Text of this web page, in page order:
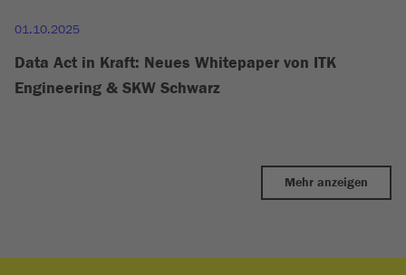
01.10.2025
Data Act in Kraft: Neues Whitepaper von ITK
Engineering & SKW Schwarz
Mehr anzeigen